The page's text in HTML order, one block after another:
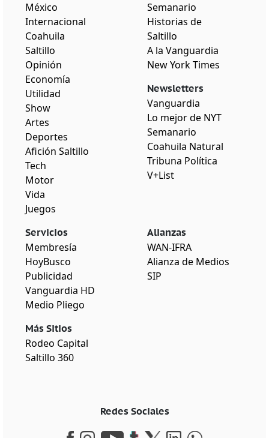
México
Internacional
Coahuila
Saltillo
Opinión
Economía
Utilidad
Show
Artes
Deportes
Afición Saltillo
Tech
Motor
Vida
Juegos
Semanario
Historias de
Saltillo
A la Vanguardia
New York Times
Newsletters
Vanguardia
Lo mejor de NYT
Semanario
Coahuila Natural
Tribuna Política
V+List
Servicios
Membresía
HoyBusco
Publicidad
Vanguardia HD
Medio Pliego
Más Sitios
Rodeo Capital
Saltillo 360
Alianzas
WAN-IFRA
Alianza de Medios
SIP
Redes Sociales